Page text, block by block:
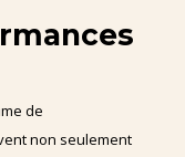
de
non seulement